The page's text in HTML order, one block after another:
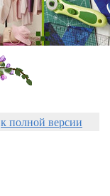
к полной версии